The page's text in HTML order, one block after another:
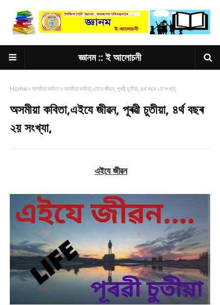
জ্ঞানম :: ই আলোচনী
Home অসমীয়া কবিতা অসমীয়া কবিতা,এইযে জীৱন, পূৰৱী চুতীয়া, ৪ৰ্থ বছৰ ২য় সংখ্যা,
অসমীয়া কবিতা,এইযে জীৱন, পূৰৱী চুতীয়া, ৪ৰ্থ বছৰ
২য় সংখ্যা,
এইযে জীৱন